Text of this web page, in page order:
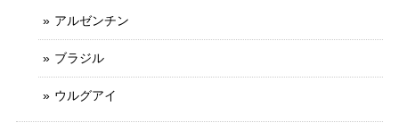
アルゼンチン
ブラジル
ウルグアイ